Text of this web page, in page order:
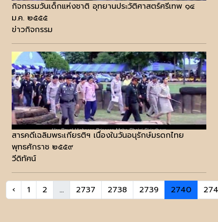
กิจกรรมวันเด็กแห่งชาติ อุทยานประวัติศาสตร์ศรีเทพ ๑๔
ม.ค. ๒๕๕๕
ข่าวกิจกรรม
สารคดีเฉลิมพระเกียรติฯ เนื่องในวันอนุรักษ์มรดกไทย
พุทธศักราช ๒๕๕๙
วีดิทัศน์
‹ 1 2 ... 2737 2738 2739 2740